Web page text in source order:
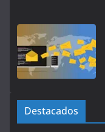
Destacados